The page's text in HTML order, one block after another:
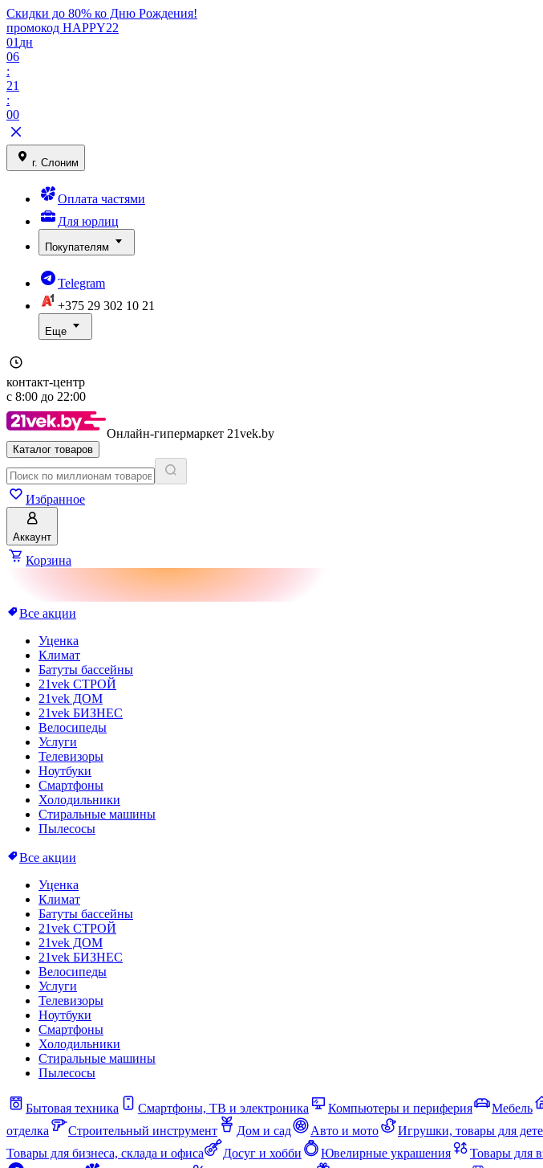
Скидки до 80% ко Дню Рождения!
промокод HAPPY22
01 дн
06
:
21
:
00
г. Слоним
Оплата частями
Для юрлиц
Покупателям
Telegram
+375 29 302 10 21
Еще
контакт-центр
с 8:00 до 22:00
Онлайн-гипермаркет 21vek.by
Каталог товаров
Избранное
Аккаунт
Корзина
Все акции
Уценка
Климат
Батуты бассейны
21vek СТРОЙ
21vek ДОМ
21vek БИЗНЕС
Велосипеды
Услуги
Телевизоры
Ноутбуки
Смартфоны
Холодильники
Стиральные машины
Пылесосы
Все акции
Уценка
Климат
Батуты бассейны
21vek СТРОЙ
21vek ДОМ
21vek БИЗНЕС
Велосипеды
Услуги
Телевизоры
Ноутбуки
Смартфоны
Холодильники
Стиральные машины
Пылесосы
Бытовая техника Смартфоны, ТВ и электроника Компьютеры и периферия Мебель
отделка
Строительный инструмент Дом и сад Авто и мото Игрушки, товары для
Товары для бизнеса, склада и офиса
Досуг и хобби Ювелирные украшения Товары для